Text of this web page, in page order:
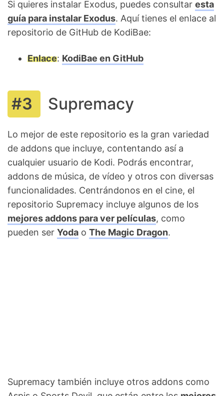
Si quieres instalar Exodus, puedes consultar esta
guía para instalar Exodus. Aquí tienes el enlace al
repositorio de GitHub de KodiBae:
Enlace: KodiBae en GitHub
Supremacy
Lo mejor de este repositorio es la gran variedad
de addons que incluye, contentando así a
cualquier usuario de Kodi. Podrás encontrar,
addons de música, de vídeo y otros con diversas
funcionalidades. Centrándonos en el cine, el
repositorio Supremacy incluye algunos de los
mejores addons para ver películas, como
pueden ser Yoda o The Magic Dragon.
Supremacy también incluye otros addons como